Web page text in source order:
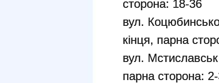
сторона: 18-36
вул.
кінця, парна
вул.
парна сторона: